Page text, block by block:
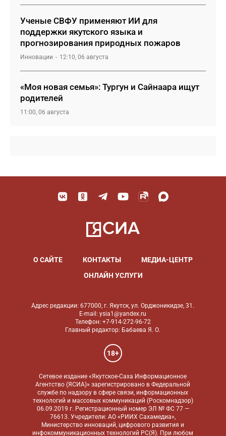
Ученые СВФУ применяют ИИ для
поддержки якутского языка и
прогнозирования природных пожаров
Инновации 12:10, 06 августа
«Моя новая семья»: Тургун и Сайнаара ищут
родителей
11:00, 06 августа
О САЙТЕ КОНТАКТЫ
МЕДИА-ЦЕНТР
ОНЛАЙН УСЛУГИ
Адрес редакции: 677000, г. Якутск, ул. Орджоникидзе, 31.
E-mail: ysia1@yandex.ru
Телефон: +7-914-272-96-72
Главный редактор: Бабаева Я. О.
18+
Сетевое издание «Якутское-Саха Информационное
Агентство (ЯСИА)» зарегистрировано в Федеральной
службе по надзору в сфере связи, информационных
технологий и массовых коммуникаций (Роскомнадзор)
06.09.2019 г. Регистрационный номер ЭЛ № ФС 77 —
76613. Учредители: АО «РИИХ Сахамедиа»,
Министерство инноваций, цифрового развития и
инфокоммуникационных технологий РС(Я). При любом